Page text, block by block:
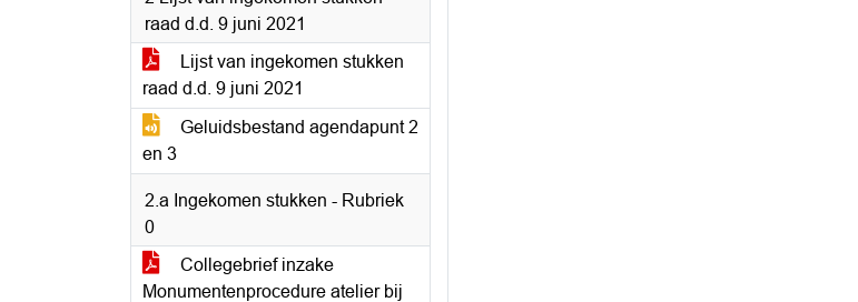
raad d.d. 9 juni 2021
Lijst van ingekomen stukken
raad d.d. 9 juni 2021
Geluidsbestand agendapunt 2
en 3
2.a Ingekomen stukken - Rubriek
0
Collegebrief inzake
Monumentenprocedure atelier bij